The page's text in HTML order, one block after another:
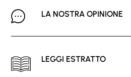
LA NOSTRA OPINIONE
LEGGI ESTRATTO